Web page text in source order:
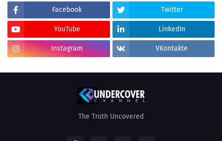
Facebook Twitter
YouTube LinkedIn
Instagram VKontakte
The Truth Uncovered